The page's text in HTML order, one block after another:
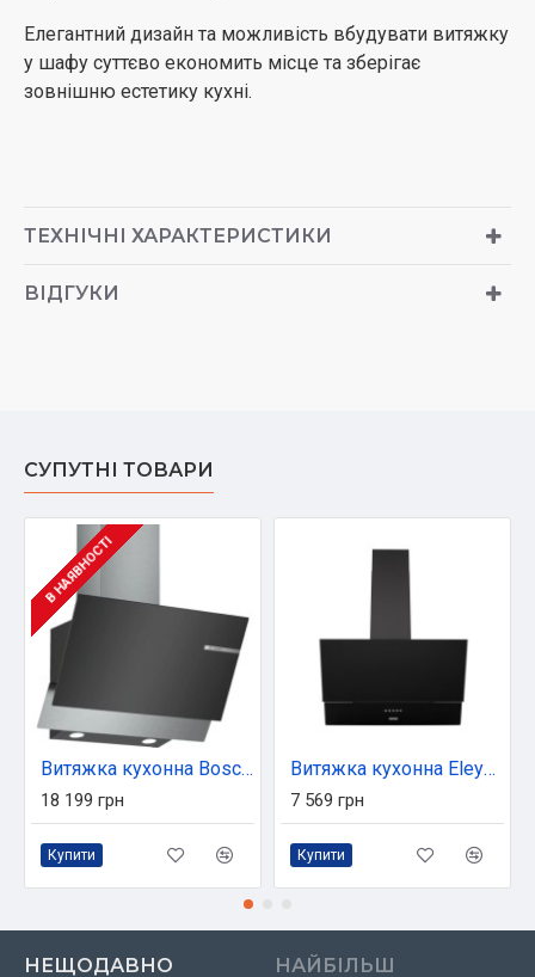
Елегантний дизайн та можливість вбудувати витяжку
у шафу суттєво економить місце та зберігає
зовнішню естетику кухні.
ТЕХНІЧНІ ХАРАКТЕРИСТИКИ
ВІДГУКИ
СУПУТНІ ТОВАРИ
В НАЯВНОСТІ
Витяжка кухонна Bosch DWK67PJ60T
18 199 грн
Купити
Витяжка кухонна Eleyus Della 700 60 BL
7 569 грн
Купити
НЕЩОДАВНО
НАЙБІЛЬШ